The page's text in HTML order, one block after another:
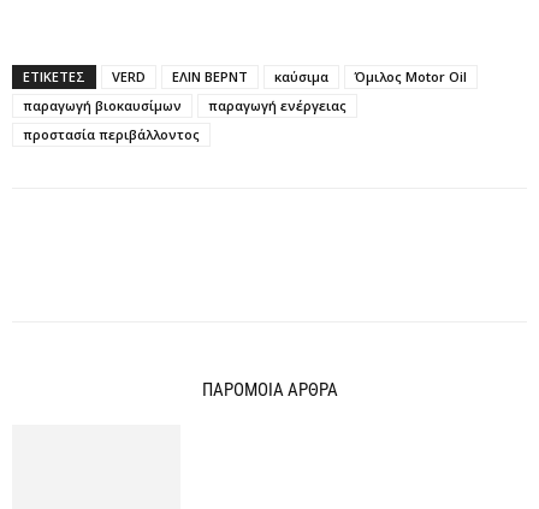
ΕΤΙΚΕΤΕΣ VERD ΕΛΙΝ ΒΕΡΝΤ καύσιμα
Όμιλος Motor Oil
παραγωγή βιοκαυσίμων
παραγωγή ενέργειας
προστασία περιβάλλοντος
ΠΑΡΟΜΟΙΑ ΑΡΘΡΑ